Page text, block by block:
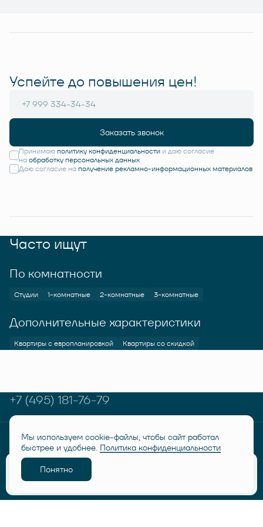
Успейте до повышения цен!
Заказать звонок
Принимаю политику конфиденциальностии даю согласие
на обработку персональных данных
Даю согласие на получение рекламно-информационных материалов
Часто ищут
По комнатности
Студии 1-комнатные 2-комнатные 3-комнатные
Дополнительные характеристики
Квартиры с европланировкой Квартиры со скидкой
+7 (495) 181-76-79
© RUSICH KOTELNIKI 2026Политика конфиденциальности
Дисклеймер "Семейная ипотека от 6%"
Мы используем cookie-файлы, чтобы сайт работал
быстрее и удобнее. Политика конфиденциальности
Понятно